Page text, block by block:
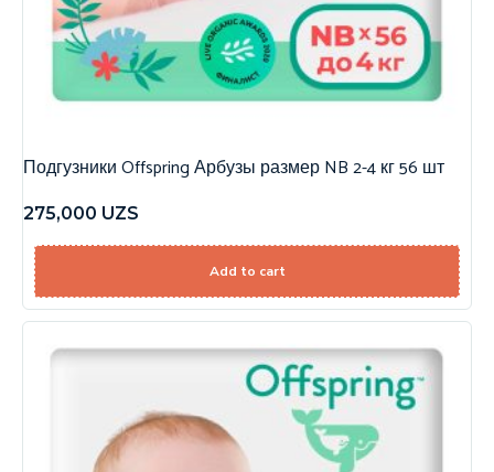
Подгузники Offspring Арбузы размер NB 2-4 кг 56 шт
275,000 UZS
Add to cart